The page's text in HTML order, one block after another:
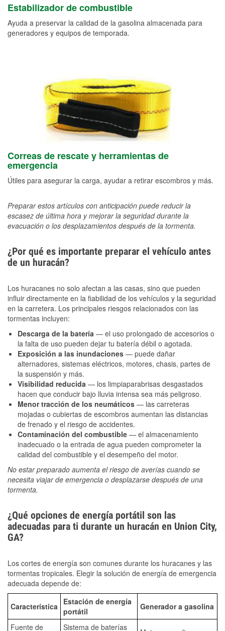
Estabilizador de combustible
Ayuda a preservar la calidad de la gasolina almacenada para
generadores y equipos de temporada.
Correas de rescate y herramientas de
emergencia
Útiles para asegurar la carga, ayudar a retirar escombros y más.
Preparar estos artículos con anticipación puede reducir la
escasez de última hora y mejorar la seguridad durante la
evacuación o los desplazamientos después de la tormenta.
¿Por qué es importante preparar el vehículo antes
de un huracán?
Los huracanes no solo afectan a las casas, sino que pueden
influir directamente en la fiabilidad de los vehículos y la seguridad
en la carretera. Los principales riesgos relacionados con las
tormentas incluyen:
Descarga de la batería — el uso prolongado de accesorios o
la falta de uso pueden dejar tu batería débil o agotada.
Exposición a las inundaciones — puede dañar
alternadores, sistemas eléctricos, motores, chasis, partes de
la suspensión y más.
Visibilidad reducida — los limpiaparabrisas desgastados
hacen que conducir bajo lluvia intensa sea más peligroso.
Menor tracción de los neumáticos — las carreteras
mojadas o cubiertas de escombros aumentan las distancias
de frenado y el riesgo de accidentes.
Contaminación del combustible — el almacenamiento
inadecuado o la entrada de agua pueden comprometer la
calidad del combustible y el desempeño del motor.
No estar preparado aumenta el riesgo de averías cuando se
necesita viajar de emergencia o desplazarse después de una
tormenta.
¿Qué opciones de energía portátil son las
adecuadas para ti durante un huracán en Union City,
GA?
Los cortes de energía son comunes durante los huracanes y las
tormentas tropicales. Elegir la solución de energía de emergencia
adecuada depende de:
Característica
Estación de energía
portátil
Generador a gasolina
Fuente de Sistema de baterías